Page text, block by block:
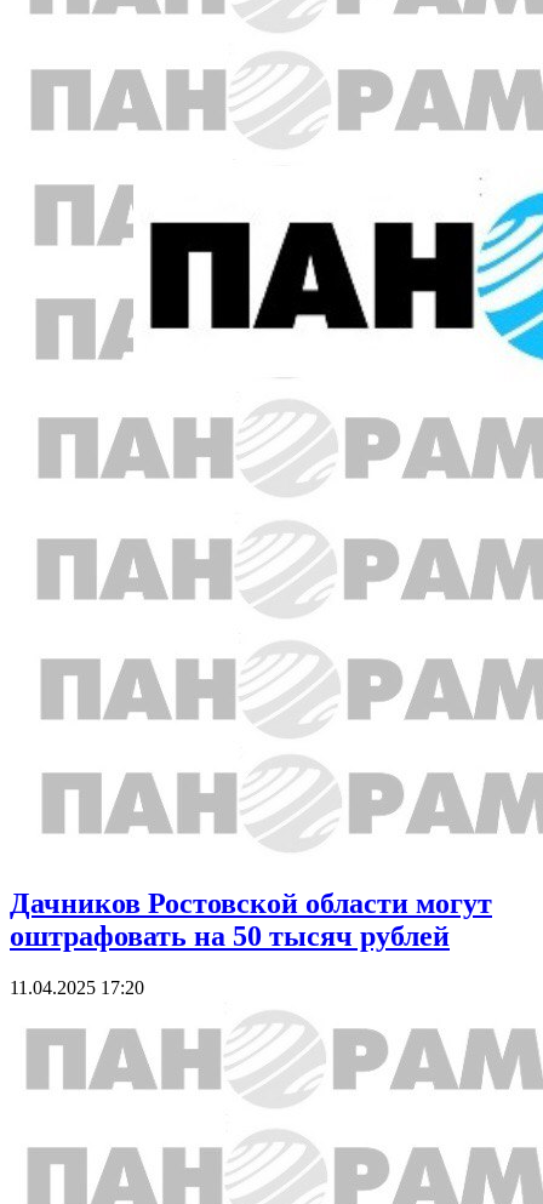
Дачников Ростовской области могут
оштрафовать на 50 тысяч рублей
11.04.2025 17:20